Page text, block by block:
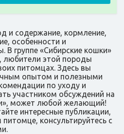
и содержание, кормление,
особенности и
В группе «Сибирские кошки»
любители этой породы
питомцах. Здесь вы
опытом и полезными
по уходу и
участником обсуждений на
может любой желающий!
интересные публикации,
консультируйтесь с